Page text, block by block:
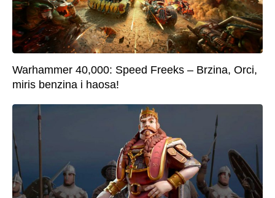
Warhammer 40,000: Speed Freeks – Brzina, Orci,
miris benzina i haosa!